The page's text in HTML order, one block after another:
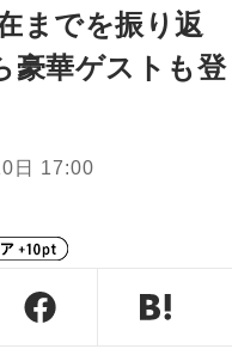
までを振り返
豪華ゲストも登
日 17:00